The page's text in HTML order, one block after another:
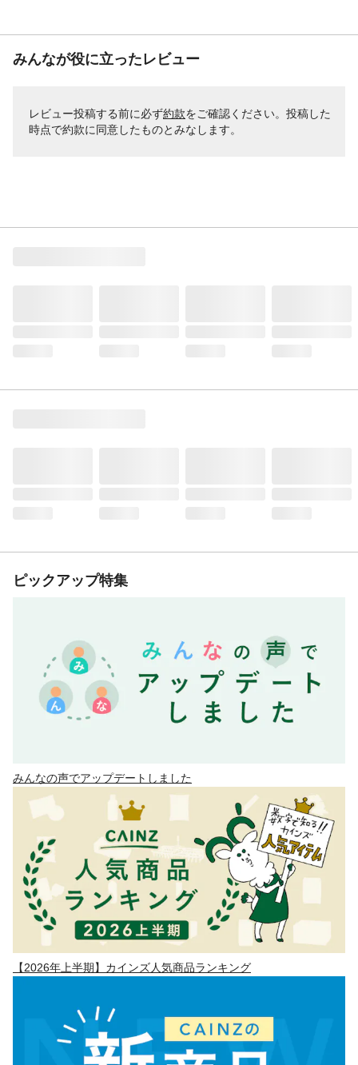
みんなが役に立ったレビュー
レビュー投稿する前に必ず約款をご確認ください。投稿した
時点で約款に同意したものとみなします。
ピックアップ特集
みんなの声でアップデートしました
【2026年上半期】カインズ人気商品ランキング